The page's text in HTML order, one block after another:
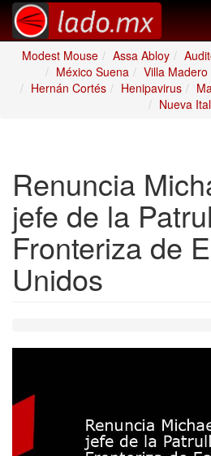
Modest Mouse
Assa Abloy
México Suena
Villa Madero
Hernán Cortés
Henipavirus
Nueva
Renuncia
jefe de la
Fronteriza de
Unidos